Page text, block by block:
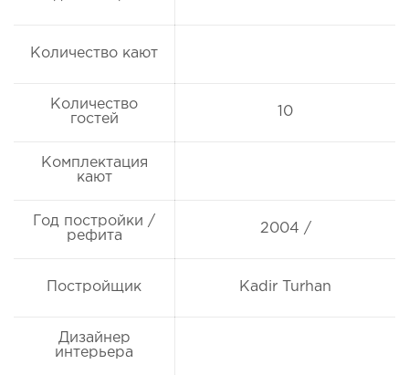
Количество кают
Количество
гостей
10
Комплектация
кают
Год постройки /
рефита
2004 /
Постройщик Kadir Turhan
Дизайнер
интерьера